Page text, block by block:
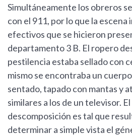
Simultáneamente los obreros
con el 911, por lo que la escena
efectivos que se hicieron
departamento 3 B. El ropero
pestilencia estaba sellado con
mismo se encontraba un
sentado, tapado con mantas y
similares a los de un televisor.
descomposición es tal que
determinar a simple vista el